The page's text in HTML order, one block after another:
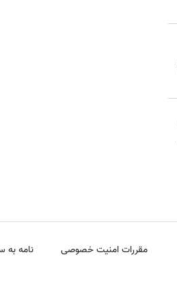
مقررات امنیت خصوصی نامه به